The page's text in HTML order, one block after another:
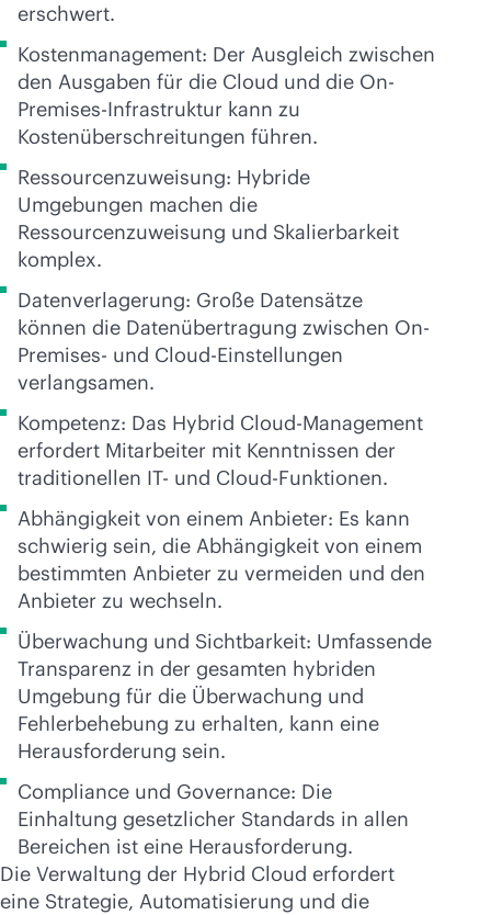
erschwert.
Kostenmanagement: Der Ausgleich zwischen
den Ausgaben für die Cloud und die On-
Premises-Infrastruktur kann zu
Kostenüberschreitungen führen.
Ressourcenzuweisung: Hybride
Umgebungen machen die
Ressourcenzuweisung und Skalierbarkeit
komplex.
Datenverlagerung: Große Datensätze
können die Datenübertragung zwischen On-
Premises- und Cloud-Einstellungen
verlangsamen.
Kompetenz: Das Hybrid Cloud-Management
erfordert Mitarbeiter mit Kenntnissen der
traditionellen IT- und Cloud-Funktionen.
Abhängigkeit von einem Anbieter: Es kann
schwierig sein, die Abhängigkeit von einem
bestimmten Anbieter zu vermeiden und den
Anbieter zu wechseln.
Überwachung und Sichtbarkeit: Umfassende
Transparenz in der gesamten hybriden
Umgebung für die Überwachung und
Fehlerbehebung zu erhalten, kann eine
Herausforderung sein.
Compliance und Governance: Die
Einhaltung gesetzlicher Standards in allen
Bereichen ist eine Herausforderung.
Die Verwaltung der Hybrid Cloud erfordert
eine Strategie, Automatisierung und die